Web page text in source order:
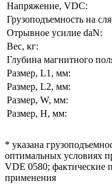
Напряжение, VDC:
Грузоподъемность на
Отрывное усилие daN:
Вес, кг:
Глубина магнитного
Размер, L1, мм:
Размер, L2, мм:
Размер, W, мм:
Размер, H, мм:
* указана
оптимальных условиях
VDE 0580; фактические
применения